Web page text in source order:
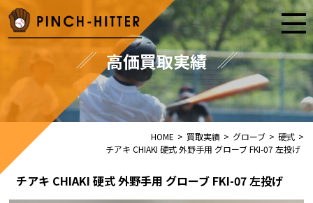
高価買取実績
HOME > 買取実績 > グローブ > 硬式 >
チアキ CHIAKI 硬式 外野手用 グローブ FKI-07 左投げ
チアキ CHIAKI 硬式 外野手用 グローブ FKI-07 左投げ